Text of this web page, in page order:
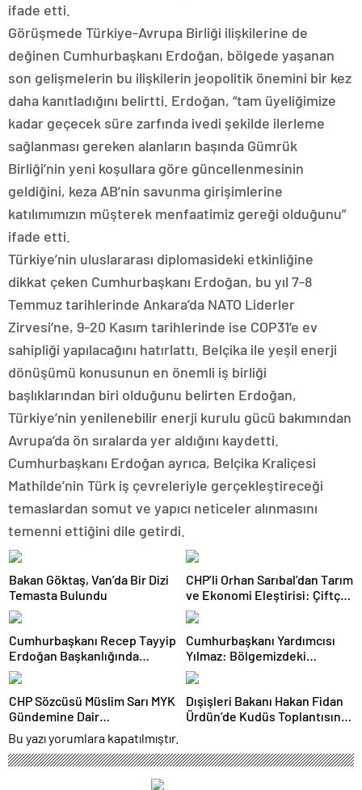
ifade etti.
Görüşmede Türkiye-Avrupa Birliği ilişkilerine de
değinen Cumhurbaşkanı Erdoğan, bölgede yaşanan
son gelişmelerin bu ilişkilerin jeopolitik önemini bir kez
daha kanıtladığını belirtti. Erdoğan, “tam üyeliğimize
kadar geçecek süre zarfında ivedi şekilde ilerleme
sağlanması gereken alanların başında Gümrük
Birliği’nin yeni koşullara göre güncellenmesinin
geldiğini, keza AB’nin savunma girişimlerine
katılımımızın müşterek menfaatimiz gereği olduğunu”
ifade etti.
Türkiye’nin uluslararası diplomasideki etkinliğine
dikkat çeken Cumhurbaşkanı Erdoğan, bu yıl 7-8
Temmuz tarihlerinde Ankara’da NATO Liderler
Zirvesi’ne, 9-20 Kasım tarihlerinde ise COP31’e ev
sahipliği yapılacağını hatırlattı. Belçika ile yeşil enerji
dönüşümü konusunun en önemli iş birliği
başlıklarından biri olduğunu belirten Erdoğan,
Türkiye’nin yenilenebilir enerji kurulu gücü bakımından
Avrupa’da ön sıralarda yer aldığını kaydetti.
Cumhurbaşkanı Erdoğan ayrıca, Belçika Kraliçesi
Mathilde’nin Türk iş çevreleriyle gerçekleştireceği
temaslardan somut ve yapıcı neticeler alınmasını
temenni ettiğini dile getirdi.
Bakan Göktaş, Van’da Bir Dizi
Temasta Bulundu
CHP’li Orhan Sarıbal’dan Tarım
ve Ekonomi Eleştirisi: Çiftçi
Kaderiyle Baş Başa Kaldı
Cumhurbaşkanı Recep Tayyip
Erdoğan Başkanlığında
Toplanan AK Parti MKYK’da
Gündem “Terörsüz Türkiye”
Süreci Oldu
Cumhurbaşkanı Yardımcısı
Yılmaz: Bölgemizdeki
Emperyalist Tuzakları Boşa
Çıkarmaya Devam Edeceğiz
CHP Sözcüsü Müslim Sarı MYK
Gündemine Dair
Açıklamalarda Bulundu: 8 İl
Başkanlığına Atama Yapıldı
Dışişleri Bakanı Hakan Fidan
Ürdün’de Kudüs Toplantısına
Bu yazı yorumlara kapatılmıştır.